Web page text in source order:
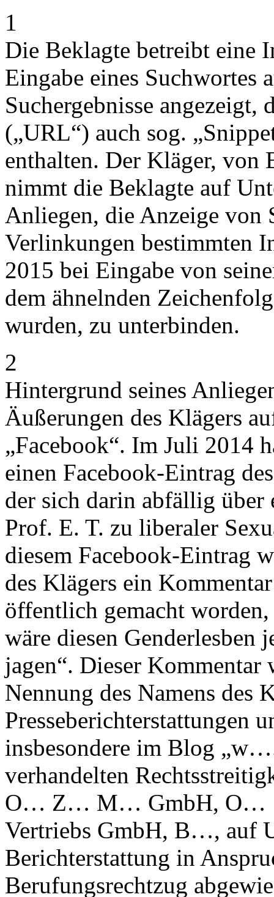
1
Die Beklagte betreibt eine
Eingabe eines Suchwortes
Suchergebnisse
(„URL“) auch sog.
enthalten. Der Kläger, von
nimmt die Beklagte auf
Anliegen, die Anzeige von
Verlinkungen bestimmten
2015 bei Eingabe von
dem ähnelnden
wurden, zu unterbinden.
2
Hintergrund seines
Äußerungen des Klägers
„Facebook“. Im Juli 2014
einen Facebook-Eintrag
der sich darin abfällig
Prof. E. T. zu liberaler
diesem Facebook-Eintrag
des Klägers ein
öffentlich gemacht
wäre diesen
jagen“. Dieser
Nennung des Namens des
Presseberichterstattungen
insbesondere im Blog
verhandelten
O… Z… M… GmbH, O…
Vertriebs GmbH, B…, auf
Berichterstattung in
Berufungsrechtzug